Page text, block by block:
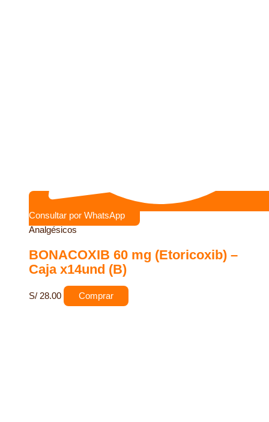
Consultar por WhatsApp
Analgésicos
BONACOXIB 60 mg (Etoricoxib) –
Caja x14und (B)
S/ 28.00 Comprar